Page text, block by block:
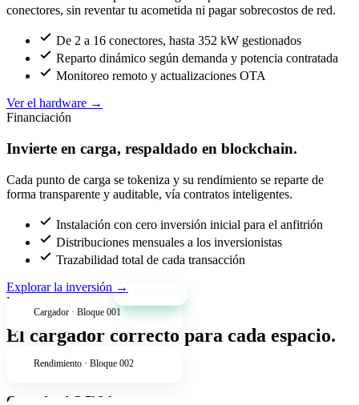
conectores, sin reventar tu acometida ni pagar sobrecostos de red.
De 2 a 16 conectores, hasta 352 kW gestionados
Reparto dinámico según demanda y potencia contratada
Monitoreo remoto y actualizaciones OTA
Ver el hardware →
Financiación
Invierte en carga, respaldado en blockchain.
Cada punto de carga se tokeniza y su rendimiento se reparte de
forma transparente y auditable, vía contratos inteligentes.
Instalación con cero inversión inicial para el anfitrión
Distribuciones mensuales a los inversionistas
Trazabilidad total de cada transacción
Explorar la inversión →
+34% anual
Cargador · Bloque 001
Rendimiento · Bloque 002
Productos
El cargador correcto para cada espacio.
AC · Residencial
Cargador AC 7kW